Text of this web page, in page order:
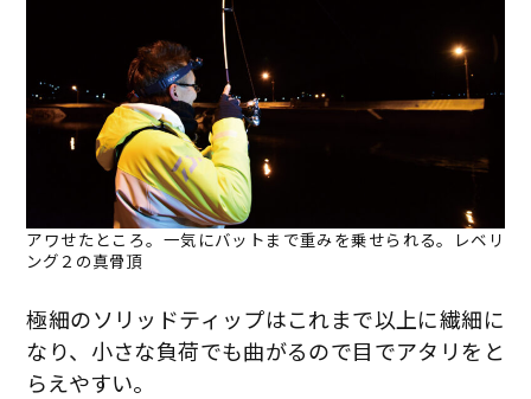
アワせたところ。一気にバットまで重みを乗せられる。レベリ
ング２の真骨頂
極細のソリッドティップはこれまで以上に繊細に
なり、小さな負荷でも曲がるので目でアタリをと
らえやすい。